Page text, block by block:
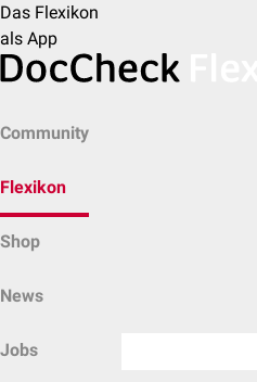
Das Flexikon
als App
Community
Flexikon
Shop
News
Jobs